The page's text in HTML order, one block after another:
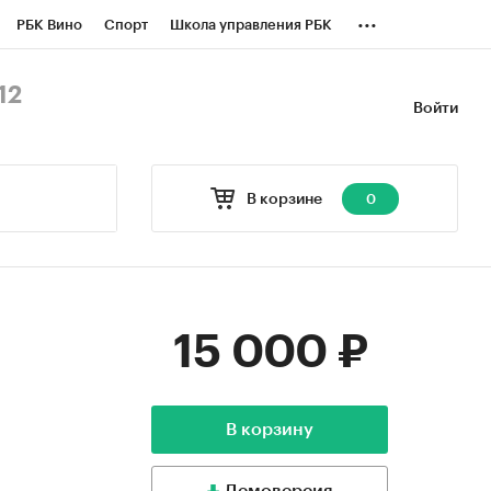
РБК Вино Спорт Школа управления РБК ...
Войти
В корзине 0
15 000 ₽
В корзину